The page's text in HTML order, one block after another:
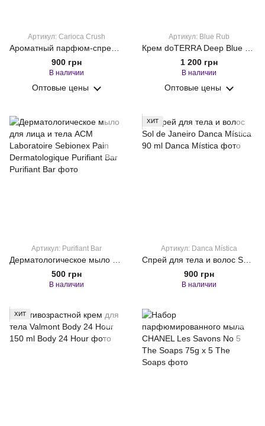
Артикул: Carioca Crush
900 грн
В наличии
Оптовые цены
Артикул: Blue Rub
1 200 грн
В наличии
Оптовые цены
Артикул: Purifiant Bar
500 грн
В наличии
ХИТ
Артикул: Danca Mística
900 грн
В наличии
ХИТ